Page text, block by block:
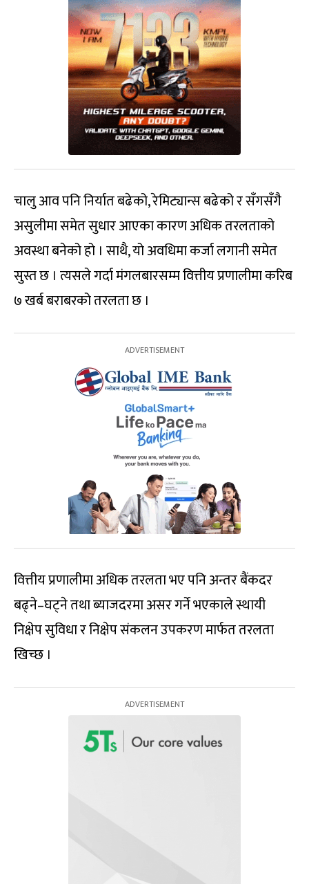
चालु आव पनि निर्यात बढेको, रेमिट्यान्स बढेको र सँगसँगै
असुलीमा समेत सुधार आएका कारण अधिक तरलताको
अवस्था बनेको हो । साथै, यो अवधिमा कर्जा लगानी समेत
सुस्त छ । त्यसले गर्दा मंगलबारसम्म वित्तीय प्रणालीमा करिब
७ खर्ब बराबरको तरलता छ ।
वित्तीय प्रणालीमा अधिक तरलता भए पनि अन्तर बैंकदर
बढ्ने–घट्ने तथा ब्याजदरमा असर गर्ने भएकाले स्थायी
निक्षेप सुविधा र निक्षेप संकलन उपकरण मार्फत तरलता
खिच्छ ।